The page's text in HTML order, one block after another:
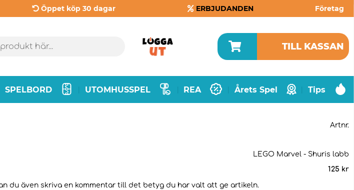
Öppet köp 30 dagar ERBJUDANDEN Företag
TILL KASSAN
SPELBORD UTOMHUSSPEL REA Årets Spel Tips
Artnr.
LEGO Marvel - Shuris labb
125 kr
du även skriva en kommentar till det betyg du har valt att ge artikeln.